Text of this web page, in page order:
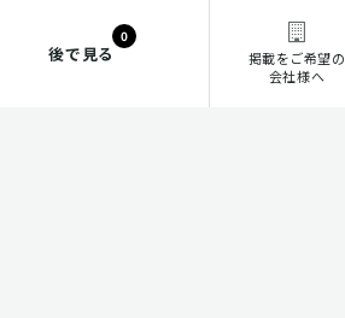
後で見る
0
掲載をご希望の
会社様へ